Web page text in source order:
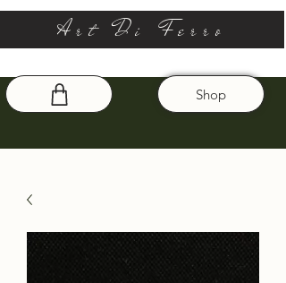
Art Di Ferro
Shop